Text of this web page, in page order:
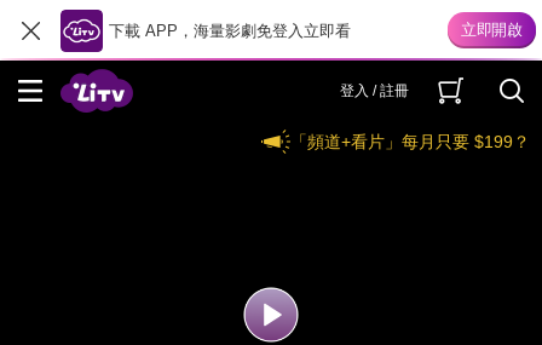
下載 APP，海量影劇免登入立即看
登入 / 註冊
「頻道+看片」每月只要 $199？